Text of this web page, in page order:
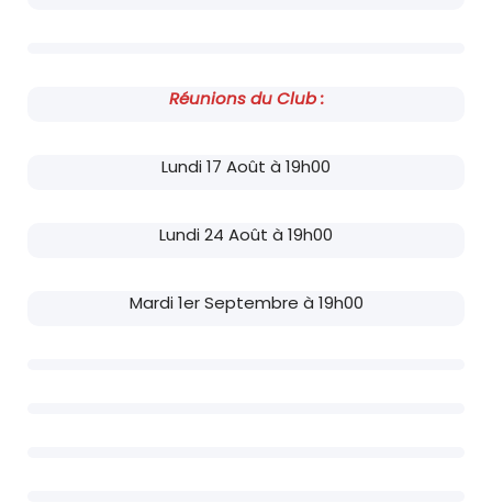
Réunions du Club :
Lundi 17 Août à 19h00
Lundi 24 Août à 19h00
Mardi 1er Septembre à 19h00